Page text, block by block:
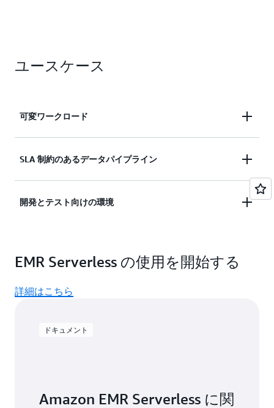
ユースケース
可変ワークロード
に設定することなく、ワークロードの需要の変化に
合わせてアプリケーションリソースをシームレスに
SLA 制約のあるデータパイプライン
ーションリソースを事前に初期化し、秒単位での応
開発とテスト向けの環境
ルし、製品をより早く市場に投入します。
EMR Serverless の使用を開始する
詳細はこちら
ドキュメント
Amazon EMR Serverless に関